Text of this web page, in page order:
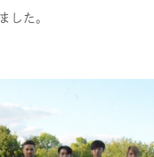
した。